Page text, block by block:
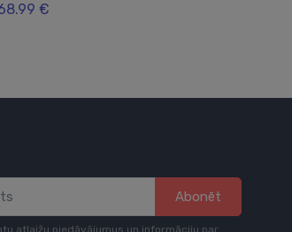
€
Abonēt
atlaižu piedāvājumus un informāciju par